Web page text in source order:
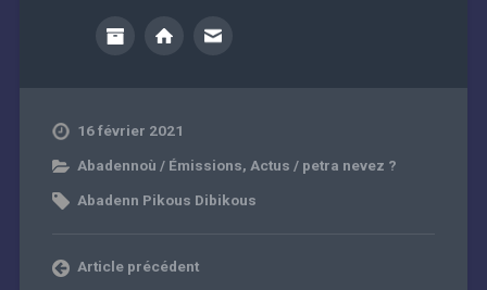
16 février 2021
Abadennoù / Émissions, Actus / petra nevez ?
Abadenn Pikous Dibikous
Article précédent